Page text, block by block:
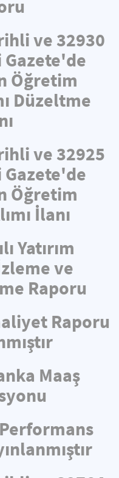
ve 32930
Gazete'de
Öğretim
Düzeltme
ve 32925
Gazete'de
Öğretim
İlanı
Yatırım
ve
Raporu
Raporu
Maaş
Performans